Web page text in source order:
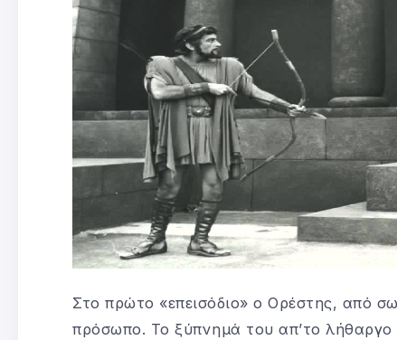
Στο πρώτο «επεισόδιο» ο Ορέστης, από
πρόσωπο. Το ξύπνημά του απ’το λήθαργο